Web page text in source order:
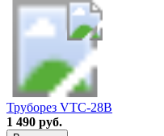
Труборез VTC-28B
1 490 руб.